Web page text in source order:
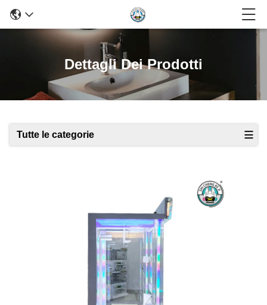
Dettagli Dei Prodotti
Tutte le categorie